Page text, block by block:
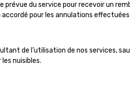
du service pour recevoir un
pour les annulations effectuées
de l’utilisation de nos services,
nuisibles.